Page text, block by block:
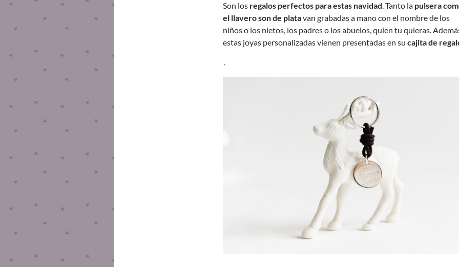
Son los regalos perfectos para estas navidad. Tanto la pulsera
el llavero son de platavan grabadas a mano con el nombre de los
niños o los nietos, los padres o los abuelos, quien tu quieras.
estas joyas personalizadas vienen presentadas en su cajita de
´